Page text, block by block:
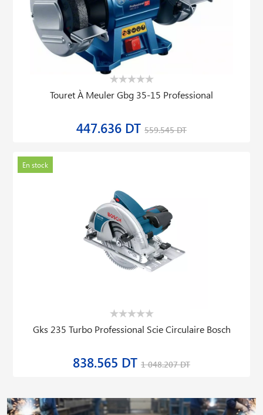
Touret À Meuler Gbg 35-15 Professional
447.636 DT 559.545 DT
En stock
Gks 235 Turbo Professional Scie Circulaire Bosch
838.565 DT 1 048.207 DT